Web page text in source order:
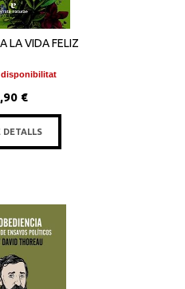
LA VIDA FELIZ
€
DETALLS